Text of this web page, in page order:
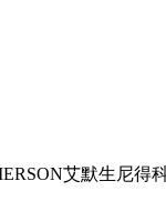
艾默生尼得